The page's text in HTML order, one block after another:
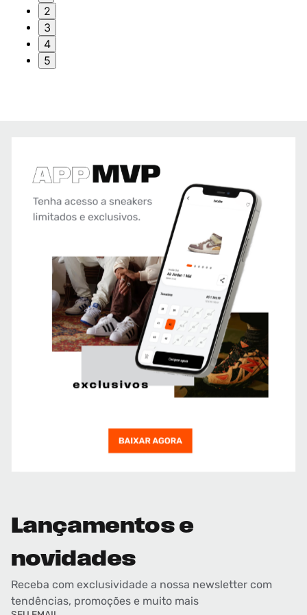
2
3
4
5
Lançamentos e
novidades
Receba com exclusividade a nossa newsletter com
tendências, promoções e muito mais